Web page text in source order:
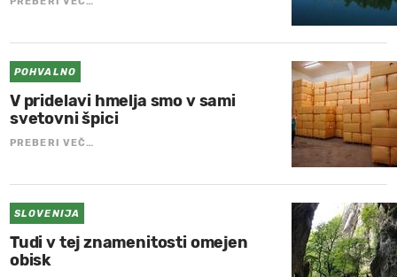
POHVALNO
V pridelavi hmelja smo v sami
svetovni špici
PREBERI VEČ…
SLOVENIJA
Tudi v tej znamenitosti omejen
obisk